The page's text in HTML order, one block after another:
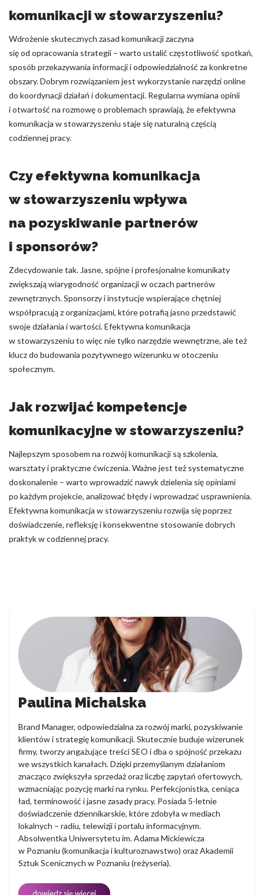
komunikacji w stowarzyszeniu?
Wdrożenie skutecznych zasad komunikacji zaczyna
się od opracowania strategii – warto ustalić częstotliwość spotkań,
sposób przekazywania informacji i odpowiedzialność za konkretne
obszary. Dobrym rozwiązaniem jest wykorzystanie narzędzi online
do koordynacji działań i dokumentacji. Regularna wymiana opinii
i otwartość na rozmowę o problemach sprawiają, że efektywna
komunikacja w stowarzyszeniu staje się naturalną częścią
codziennej pracy.
Czy efektywna komunikacja
w stowarzyszeniu wpływa
na pozyskiwanie partnerów
i sponsorów?
Zdecydowanie tak. Jasne, spójne i profesjonalne komunikaty
zwiększają wiarygodność organizacji w oczach partnerów
zewnętrznych. Sponsorzy i instytucje wspierające chętniej
współpracują z organizacjami, które potrafią jasno przedstawić
swoje działania i wartości. Efektywna komunikacja
w stowarzyszeniu to więc nie tylko narzędzie wewnętrzne, ale też
klucz do budowania pozytywnego wizerunku w otoczeniu
społecznym.
Jak rozwijać kompetencje
komunikacyjne w stowarzyszeniu?
Najlepszym sposobem na rozwój komunikacji są szkolenia,
warsztaty i praktyczne ćwiczenia. Ważne jest też systematyczne
doskonalenie – warto wprowadzić nawyk dzielenia się opiniami
po każdym projekcie, analizować błędy i wprowadzać usprawnienia.
Efektywna komunikacja w stowarzyszeniu rozwija się poprzez
doświadczenie, refleksję i konsekwentne stosowanie dobrych
praktyk w codziennej pracy.
Paulina Michalska
Brand Manager, odpowiedzialna za rozwój marki, pozyskiwanie
klientów i strategię komunikacji. Skutecznie buduje wizerunek
firmy, tworzy angażujące treści SEO i dba o spójność przekazu
we wszystkich kanałach. Dzięki przemyślanym działaniom
znacząco zwiększyła sprzedaż oraz liczbę zapytań ofertowych,
wzmacniając pozycję marki na rynku. Perfekcjonistka, ceniąca
ład, terminowość i jasne zasady pracy. Posiada 5-letnie
doświadczenie dziennikarskie, które zdobyła w mediach
lokalnych – radiu, telewizji i portalu informacyjnym.
Absolwentka Uniwersytetu im. Adama Mickiewicza
w Poznaniu (komunikacja i kulturoznawstwo) oraz Akademii
Sztuk Scenicznych w Poznaniu (reżyseria).